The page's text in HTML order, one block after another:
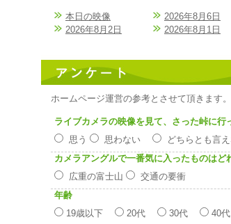
本日の映像 2026年8月6日
2026年8月2日
2026年8月1日
ホームページ運営の参考とさせて頂きます
ライブカメラの映像を見て、さった峠に行
思う
思わない
どちらとも言
カメラアングルで一番気に入ったものはど
広重の富士山
交通の要衝
年齢
19歳以下
20代 30代 40